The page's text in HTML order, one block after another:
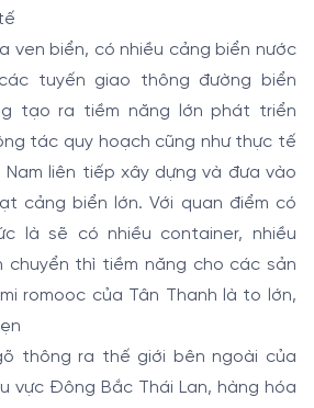
ven biển, có nhiều cảng biển nước
tuyến giao thông đường biển
tạo ra tiềm năng lớn phát triển
tác quy hoạch cũng như thực tế
Nam liên tiếp xây dựng và đưa vào
cảng biển lớn. Với quan điểm có
là sẽ có nhiều container, nhiều
chuyển thì tiềm năng cho các sản
romooc của Tân Thanh là to lớn,
thông ra thế giới bên ngoài của
vực Đông Bắc Thái Lan, hàng hóa